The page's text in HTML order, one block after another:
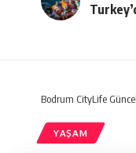
Bodrum CityLife
YAŞAM